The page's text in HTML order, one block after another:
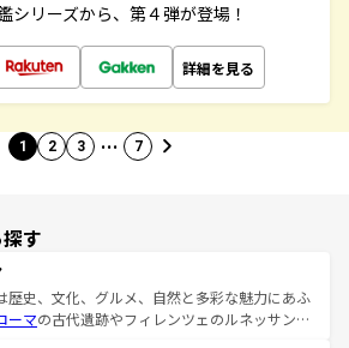
シリーズから、第４弾が登場！
詳細を見る
1 2 3 … 7
す
歴史、文化、グルメ、自然と多彩な魅力にあふ
ーマの古代遺跡やフィレンツェのルネッサンス